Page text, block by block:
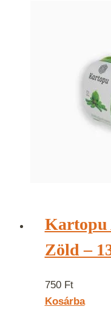
Kartopu
Zöld –
750 Ft
Kosárba